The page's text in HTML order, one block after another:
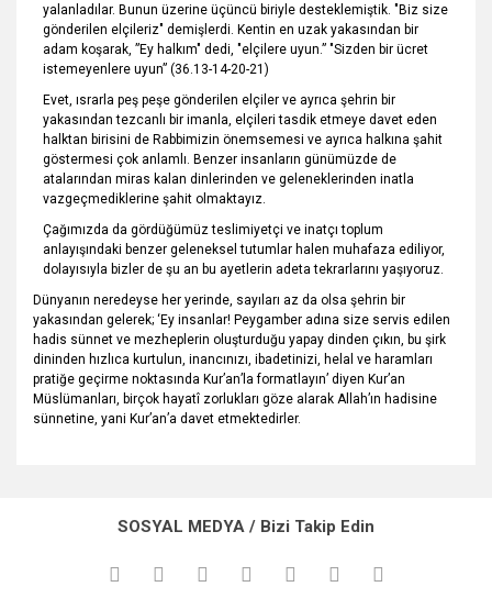
yalanladılar. Bunun üzerine üçüncü biriyle desteklemiştik. "Biz size
gönderilen elçileriz" demişlerdi. Kentin en uzak yakasından bir
adam koşarak, ”Ey halkım" dedi, "elçilere uyun.” "Sizden bir ücret
istemeyenlere uyun” (36.13-14-20-21)
Evet, ısrarla peş peşe gönderilen elçiler ve ayrıca şehrin bir
yakasından tezcanlı bir imanla, elçileri tasdik etmeye davet eden
halktan birisini de Rabbimizin önemsemesi ve ayrıca halkına şahit
göstermesi çok anlamlı. Benzer insanların günümüzde de
atalarından miras kalan dinlerinden ve geleneklerinden inatla
vazgeçmediklerine şahit olmaktayız.
Çağımızda da gördüğümüz teslimiyetçi ve inatçı toplum
anlayışındaki benzer geleneksel tutumlar halen muhafaza ediliyor,
dolayısıyla bizler de şu an bu ayetlerin adeta tekrarlarını yaşıyoruz.
Dünyanın neredeyse her yerinde, sayıları az da olsa şehrin bir
yakasından gelerek; ‘Ey insanlar! Peygamber adına size servis edilen
hadis sünnet ve mezheplerin oluşturduğu yapay dinden çıkın, bu şirk
dininden hızlıca kurtulun, inancınızı, ibadetinizi, helal ve haramları
pratiğe geçirme noktasında Kur’an’la formatlayın’ diyen Kur’an
Müslümanları, birçok hayatî zorlukları göze alarak Allah’ın hadisine
sünnetine, yani Kur’an’a davet etmektedirler.
kullanarak tarafımıza iletebilirsiniz.
Görüş ve önerileriniz için teşekkür ederiz.
SOSYAL MEDYA / Bizi Takip Edin